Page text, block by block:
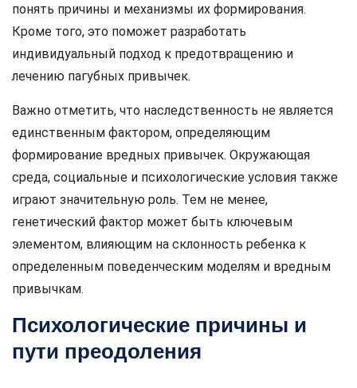
понять причины и механизмы их формирования.
Кроме того, это поможет разработать
индивидуальный подход к предотвращению и
лечению пагубных привычек.
Важно отметить, что наследственность не является
единственным фактором, определяющим
формирование вредных привычек. Окружающая
среда, социальные и психологические условия также
играют значительную роль. Тем не менее,
генетический фактор может быть ключевым
элементом, влияющим на склонность ребенка к
определенным поведенческим моделям и вредным
привычкам.
Психологические причины и
пути преодоления